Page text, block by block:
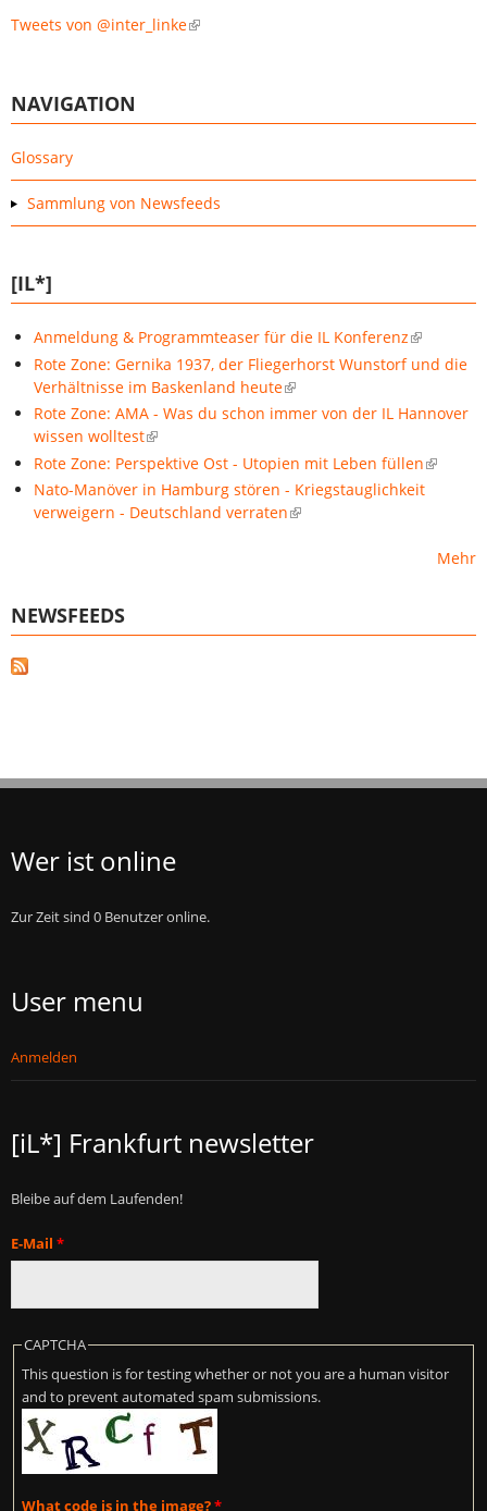
Tweets von @inter_linke
NAVIGATION
Glossary
Sammlung von Newsfeeds
[IL*]
Anmeldung & Programmteaser für die IL Konferenz
Rote Zone: Gernika 1937, der Fliegerhorst Wunstorf und die
Verhältnisse im Baskenland heute
Rote Zone: AMA - Was du schon immer von der IL Hannover
wissen wolltest
Rote Zone: Perspektive Ost - Utopien mit Leben füllen
Nato-Manöver in Hamburg stören - Kriegstauglichkeit
verweigern - Deutschland verraten
Mehr
NEWSFEEDS
Wer ist online
Zur Zeit sind 0 Benutzer online.
User menu
Anmelden
[iL*] Frankfurt newsletter
Bleibe auf dem Laufenden!
E-Mail *
CAPTCHA
This question is for testing whether or not you are a human visitor
and to prevent automated spam submissions.
What code is in the image?*